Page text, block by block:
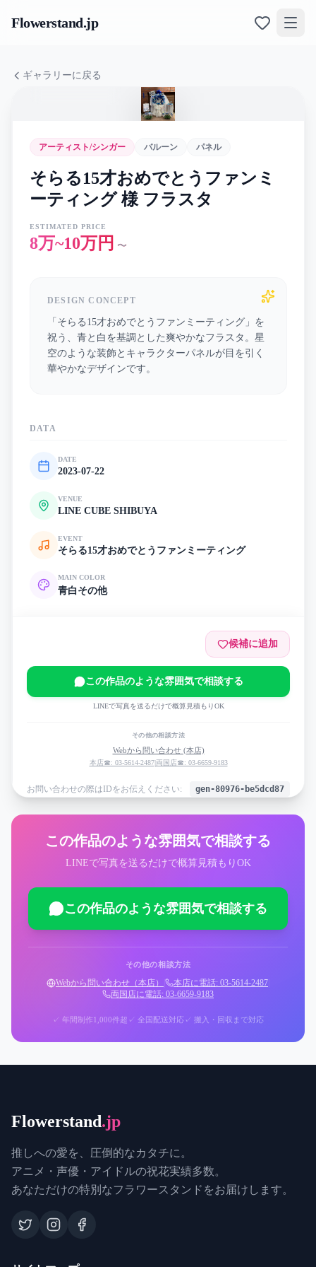
Flowerstand.jp
ギャラリーに戻る
アーティスト/シンガー バルーン パネル
そらる15才おめでとうファンミ
ーティング 様 フラスタ
ESTIMATED PRICE
8万~10万円 〜
DESIGN CONCEPT
「そらる15才おめでとうファンミーティング」を
祝う、青と白を基調とした爽やかなフラスタ。星
空のような装飾とキャラクターパネルが目を引く
華やかなデザインです。
DATA
DATE
2023-07-22
VENUE
LINE CUBE SHIBUYA
EVENT
そらる15才おめでとうファンミーティング
MAIN COLOR
青白 その他
候補に追加
この作品のような雰囲気で相談する
LINEで写真を送るだけで概算見積もりOK
その他の相談方法
Webから問い合わせ (本店)
本店☎: 03-5614-2487|両国店☎: 03-6659-9183
お問い合わせの際はIDをお伝えください: gen-80976-be5dcd87
この作品のような雰囲気で相談する
LINEで写真を送るだけで概算見積もりOK
この作品のような雰囲気で相談する
その他の相談方法
Webから問い合わせ（本店） 本店に電話: 03-5614-2487
両国店に電話: 03-6659-9183
✓ 年間制作1,000件超 ✓ 全国配送対応 ✓ 搬入・回収まで対応
Flowerstand.jp
推しへの愛を、圧倒的なカタチに。
アニメ・声優・アイドルの祝花実績多数。
あなただけの特別なフラワースタンドをお届けします。